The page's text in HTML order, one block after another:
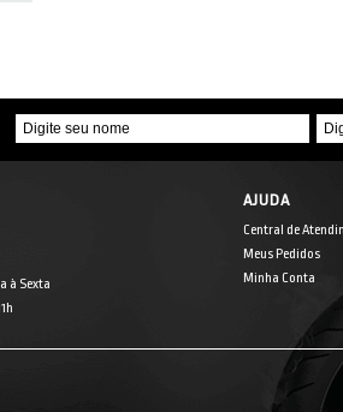
à Sexta
AJUDA
Central de
Meus Pedidos
Minha Conta